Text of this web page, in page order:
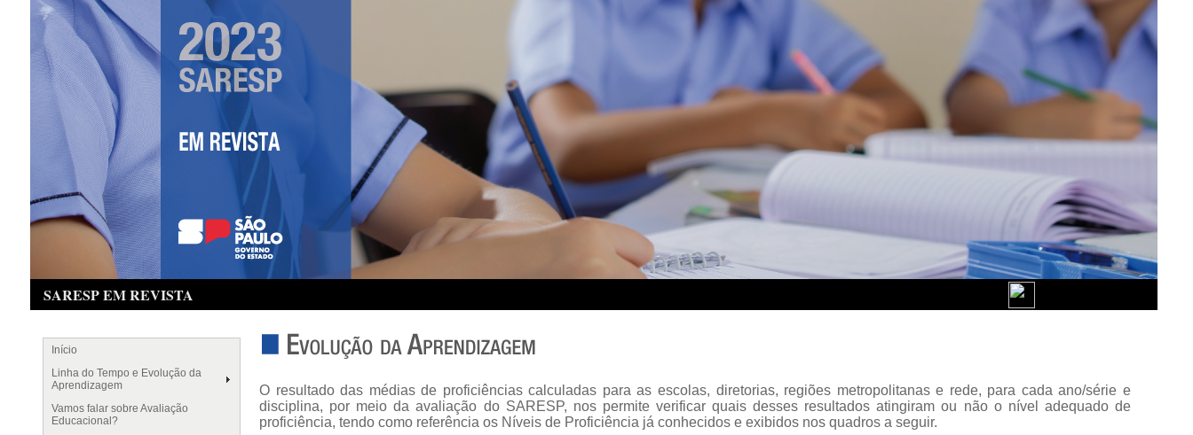
SARESP EM REVISTA
Início
Linha do Tempo e Evolução da
Aprendizagem
Vamos falar sobre Avaliação
Educacional?
O resultado das médias de proficiências calculadas para as escolas, diretorias, regiões metropolitanas e rede, para cada ano/série e
disciplina, por meio da avaliação do SARESP, nos permite verificar quais desses resultados atingiram ou não o nível adequado de
proficiência, tendo como referência os Níveis de Proficiência já conhecidos e exibidos nos quadros a seguir.